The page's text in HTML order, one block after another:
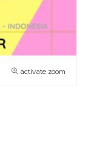
activate zoom